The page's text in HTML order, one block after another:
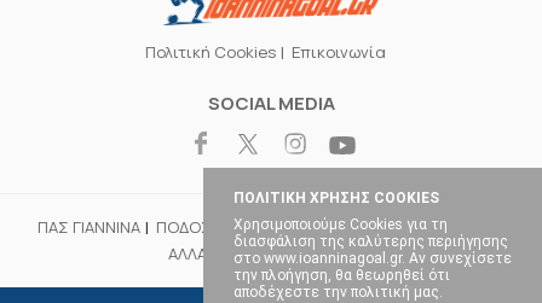
ΠΟΛΙΤΙΚΗ ΧΡΗΣΗΣ COOKIES
Χρησιμοποιούμε Cookies για τη
διασφάλιση της καλύτερης περιήγησης
στο www.ioanninagoal.gr. Αν συνεχίσετε
την πλοήγηση, θα θεωρηθεί ότι
αποδέχεστε την πολιτική μας.
Πολιτική Cookies Επικοινωνία
SOCIAL MEDIA
ΠΑΣ ΓΙΑΝΝΙΝΑ ΠΟΔΟΣΦΑΙΡΟ ΜΠΑΣΚΕΤ ΒΟΛΕΪ
ΧΑΝΤΜΠΟΛ
ΑΛΛΑ ΣΠΟΡ
ΕΠΙΚΑΙΡΟΤΗΤΑ